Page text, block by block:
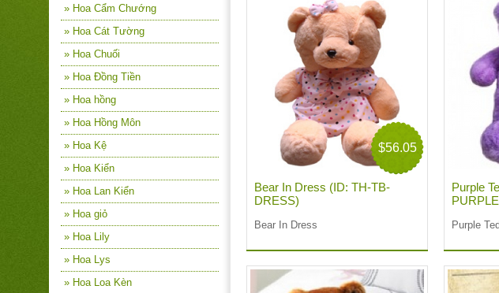
» Hoa Cẩm Chướng
» Hoa Cát Tường
» Hoa Chuối
» Hoa Đồng Tiền
» Hoa hồng
» Hoa Hồng Môn
» Hoa Kệ
» Hoa Kiển
» Hoa Lan Kiển
» Hoa giỏ
» Hoa Lily
» Hoa Lys
» Hoa Loa Kèn
$56.05
Bear In Dress (ID: TH-TB-
DRESS)
Bear In Dress
Purple
Purple